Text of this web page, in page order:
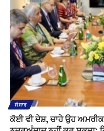
ਸੰਸਾਰ
ਕੋਈ ਵੀ ਦੇਸ਼, ਚਾਹੇ ਉਹ